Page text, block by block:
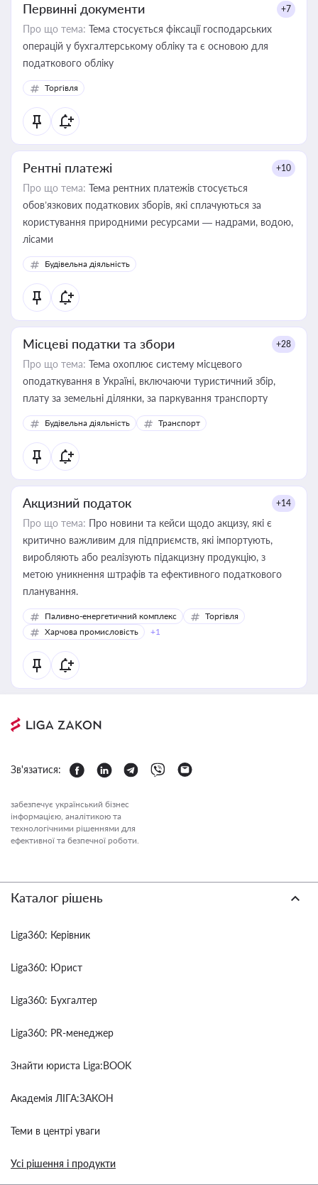
Первинні документи +7
Про що тема: Тема стосується фіксації господарських
операцій у бухгалтерському обліку та є основою для
податкового обліку
Торгівля
Рентні платежі +10
Про що тема: Тема рентних платежів стосується
обов’язкових податкових зборів, які сплачуються за
користування природними ресурсами — надрами, водою,
лісами
Будівельна діяльність
Місцеві податки та збори +28
Про що тема: Тема охоплює систему місцевого
оподаткування в Україні, включаючи туристичний збір,
плату за земельні ділянки, за паркування транспорту
Будівельна діяльність Транспорт
Акцизний податок +14
Про що тема: Про новини та кейси щодо акцизу, які є
критично важливим для підприємств, які імпортують,
виробляють або реалізують підакцизну продукцію, з
метою уникнення штрафів та ефективного податкового
планування.
Паливно-енергетичний комплекс
Торгівля
Харчова промисловість
+1
Зв'язатися:
забезпечує український бізнес
інформацією, аналітикою та
технологічними рішеннями для
ефективної та безпечної роботи.
Каталог рішень
Liga360: Керівник
Liga360: Юрист
Liga360: Бухгалтер
Liga360: PR-менеджер
Знайти юриста Liga:BOOK
Академія ЛІГА:ЗАКОН
Теми в центрі уваги
Усі рішення і продукти